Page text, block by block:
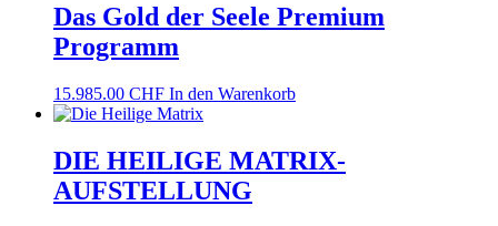
Das Gold der Seele Premium
Programm
15.985.00 CHF In den Warenkorb
DIE HEILIGE MATRIX-
AUFSTELLUNG